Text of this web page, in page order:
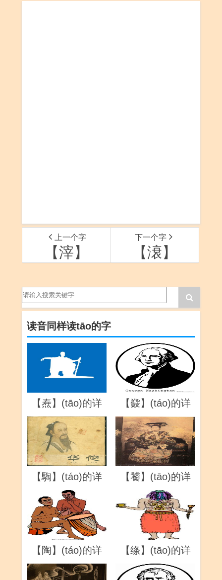
上一个字
【滓】
下一个字
【滖】
读音同样读tāo的字
【焘】(tāo)的详
解
【鼗】(táo)的详
解
【騊】(táo)的详
解
【饕】(tāo)的详
解
【陶】(táo)的详
解
【绦】(tāo)的详
解